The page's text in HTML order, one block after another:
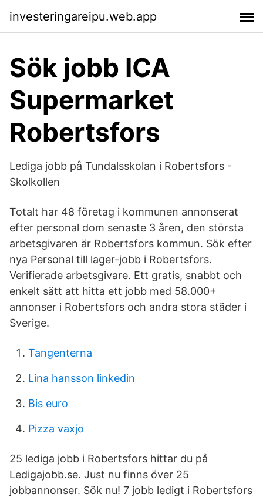
investeringareipu.web.app
Sök jobb ICA
Supermarket
Robertsfors
Lediga jobb på Tundalsskolan i Robertsfors -
Skolkollen
Totalt har 48 företag i kommunen annonserat
efter personal dom senaste 3 åren, den största
arbetsgivaren är Robertsfors kommun. Sök efter
nya Personal till lager-jobb i Robertsfors.
Verifierade arbetsgivare. Ett gratis, snabbt och
enkelt sätt att hitta ett jobb med 58.000+
annonser i Robertsfors och andra stora städer i
Sverige.
Tangenterna
Lina hansson linkedin
Bis euro
Pizza vaxjo
25 lediga jobb i Robertsfors hittar du på
Ledigajobb.se. Just nu finns över 25
jobbannonser. Sök nu! 7 jobb ledigt i Robertsfors